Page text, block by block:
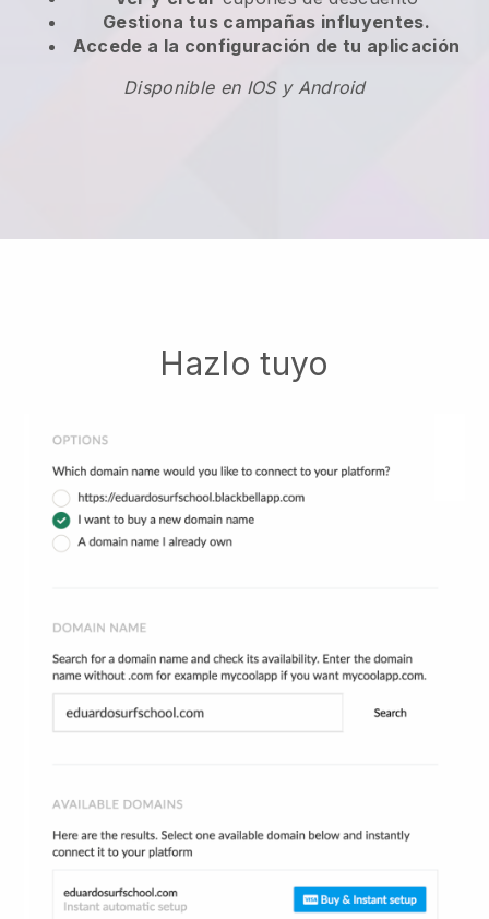
Gestiona tus campañas influyentes.
Accede a la configuración de tu aplicación
Disponible en IOS y Android
Hazlo tuyo